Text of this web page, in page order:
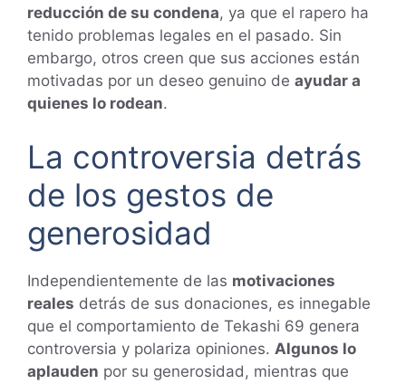
reducción de su condena, ya que el rapero ha
tenido problemas legales en el pasado. Sin
embargo, otros creen que sus acciones están
motivadas por un deseo genuino de ayudar a
quienes lo rodean.
La controversia detrás
de los gestos de
generosidad
Independientemente de las motivaciones
reales detrás de sus donaciones, es innegable
que el comportamiento de Tekashi 69 genera
controversia y polariza opiniones. Algunos lo
aplauden por su generosidad, mientras que